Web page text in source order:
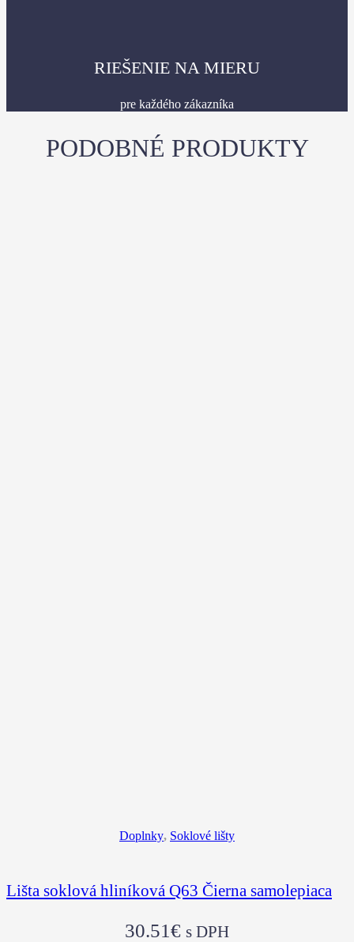
RIEŠENIE NA MIERU
pre každého zákazníka
PODOBNÉ PRODUKTY
Doplnky, Soklové lišty
Lišta soklová hliníková Q63 Čierna samolepiaca
30.51€ s DPH